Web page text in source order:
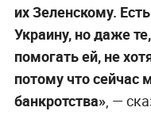
их Зеленскому.
Украинy, но даже
помогать ей, не
потому что сейчас
банкротства», —